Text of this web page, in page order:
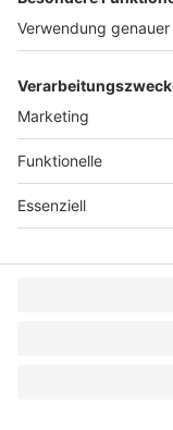
4. Rollout
Im Rollout (Dauer
Komplexität der
Einführung der
vorhanden sind,
Durch eine
entsprechenden
Effizienz über
Das Monitoring
kontinuierliche